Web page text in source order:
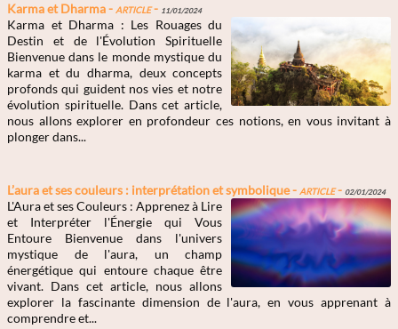
Karma et Dharma -Article- 11/01/2024
Karma et Dharma : Les Rouages du
Destin et de l'Évolution Spirituelle
Bienvenue dans le monde mystique du
karma et du dharma, deux concepts
profonds qui guident nos vies et notre
évolution spirituelle. Dans cet article,
nous allons explorer en profondeur ces notions, en vous invitant à
plonger dans...
L’aura et ses couleurs : interprétation et symbolique -Article- 02/01/2024
L'Aura et ses Couleurs : Apprenez à Lire
et Interpréter l'Énergie qui Vous
Entoure Bienvenue dans l'univers
mystique de l'aura, un champ
énergétique qui entoure chaque être
vivant. Dans cet article, nous allons
explorer la fascinante dimension de l'aura, en vous apprenant à
comprendre et...